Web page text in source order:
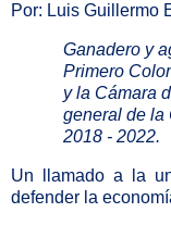
Por: Luis Guillermo
Ganadero y
Primero
y la Cámara
general de la
2018 - 2022.
Un llamado a la
defender la